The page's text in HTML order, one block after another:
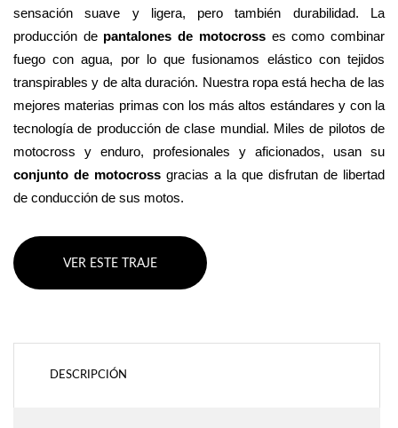
sensación suave y ligera, pero también durabilidad. La
producción de pantalones de motocross es como combinar
fuego con agua, por lo que fusionamos elástico con tejidos
transpirables y de alta duración. Nuestra ropa está hecha de las
mejores materias primas con los más altos estándares y con la
tecnología de producción de clase mundial. Miles de pilotos de
conjunto de motocross gracias a la que disfrutan de libertad
de conducción de sus motos.
VER ESTE TRAJE
DESCRIPCIÓN